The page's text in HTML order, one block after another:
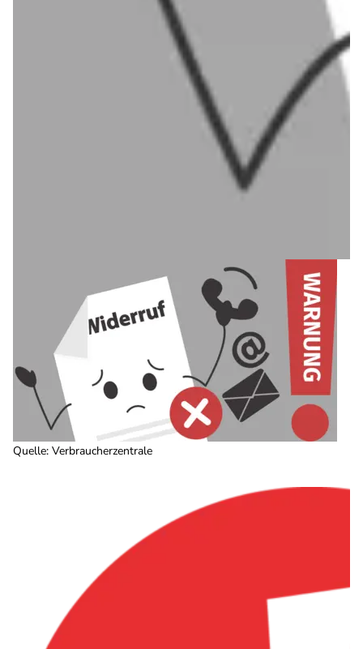
Quelle: Verbraucherzentrale